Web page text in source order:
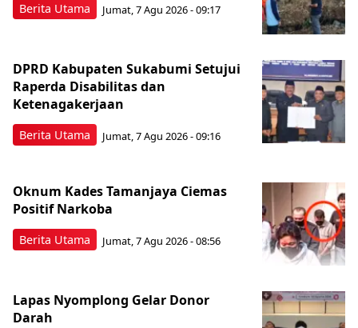
Berita Utama Jumat, 7 Agu 2026 - 09:17
Berita Utama
DPRD Kabupaten Sukabumi Setujui
Raperda Disabilitas dan
Ketenagakerjaan
Jumat, 7 Agu 2026 - 09:16
Berita Utama
Oknum Kades Tamanjaya Ciemas
Positif Narkoba
Jumat, 7 Agu 2026 - 08:56
Lapas Nyomplong Gelar Donor
Darah